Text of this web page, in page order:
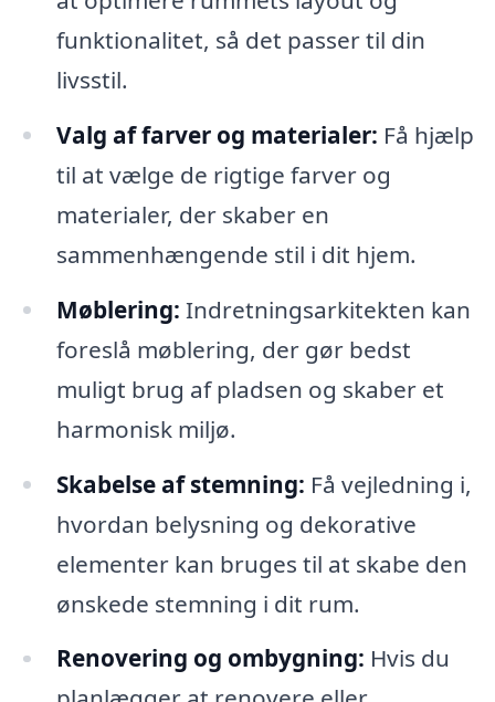
funktionalitet, så det passer til din
livsstil.
Valg af farver og materialer: Få hjælp
til at vælge de rigtige farver og
materialer, der skaber en
sammenhængende stil i dit hjem.
Møblering: Indretningsarkitekten kan
foreslå møblering, der gør bedst
muligt brug af pladsen og skaber et
harmonisk miljø.
Skabelse af stemning: Få vejledning i,
hvordan belysning og dekorative
elementer kan bruges til at skabe den
ønskede stemning i dit rum.
Renovering og ombygning: Hvis du